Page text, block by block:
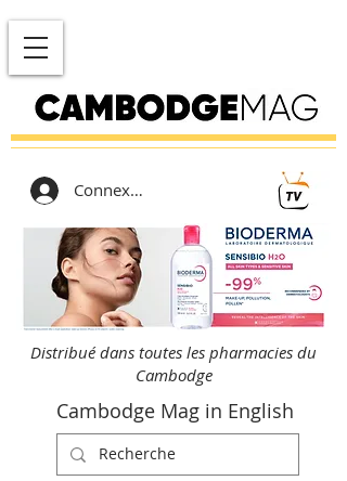
Connexion
Distribué dans toutes les pharmacies du
Cambodge
Cambodge Mag in English